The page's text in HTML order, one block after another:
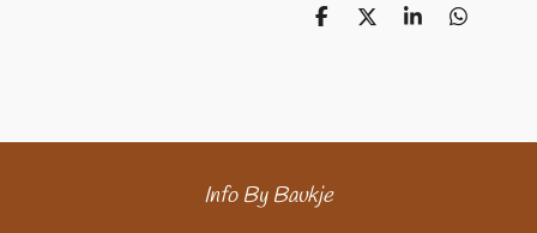
D
D
S
D
Info By Baukje